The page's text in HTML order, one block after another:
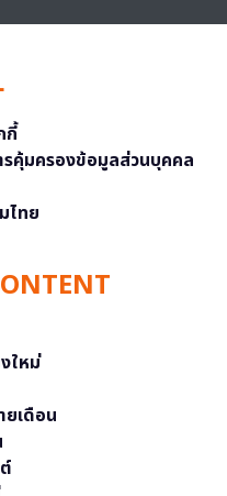
กี้
รคุ้มครองข้อมูลส่วนบุคคล
ไทย
ใหม่
ยเดือน